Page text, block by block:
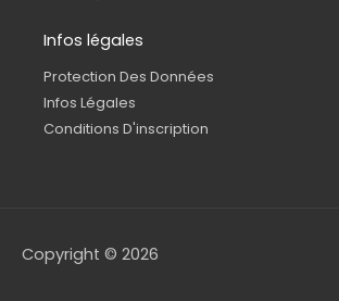
Infos légales
Protection Des Données
Infos Légales
Conditions D'inscription
Copyright © 2026